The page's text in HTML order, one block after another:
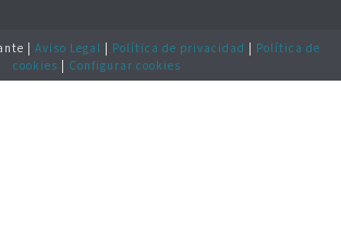
| Aviso Legal | Política de privacidad | Política de
cookies | Configurar cookies